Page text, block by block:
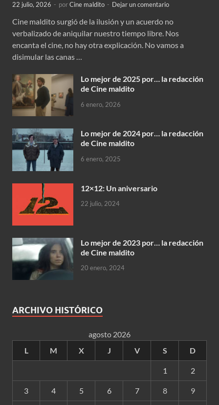
22 julio, 2026 - porCine maldito - Dejar un comentario
Cine maldito surgió de la ilusión y un acuerdo no
verbalizado de aniquilar nuestro tiempo libre. Nos
encanta el cine, no hay otra explicación. No vamos a
disimular las canas …
Lo mejor de 2025 por… la redacción
de Cine maldito
6 enero, 2026
Lo mejor de 2024 por… la redacción
de Cine maldito
6 enero, 2025
12×12: Un aniversario
22 julio, 2024
Lo mejor de 2023 por… la redacción
de Cine maldito
20 enero, 2024
ARCHIVO HISTÓRICO
agosto 2026
L
M X J V S D
1 2
3 4 5 6 7 8 9